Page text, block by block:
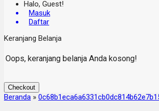
Halo, Guest!
Masuk
Daftar
Keranjang Belanja
Oops, keranjang belanja Anda kosong!
Checkout
Beranda »